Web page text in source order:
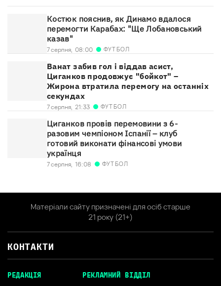
Костюк пояснив, як Динамо вдалося
перемогти Карабах: "Ще Лобановський
казав"
7 серпня, 08:00 ФУТБОЛ
Ванат забив гол і віддав асист,
Циганков продовжує "бойкот" –
Жирона втратила перемогу на останніх
секундах
7 серпня, 21:33 ФУТБОЛ
Циганков провів перемовини з 6-
разовим чемпіоном Іспанії – клуб
готовий виконати фінансові умови
українця
7 серпня, 16:08 ФУТБОЛ
Матеріали сайту призначені для осіб старше
21 року (21+)
КОНТАКТИ
РЕДАКЦІЯ РЕКЛАМНИЙ ВІДДІЛ